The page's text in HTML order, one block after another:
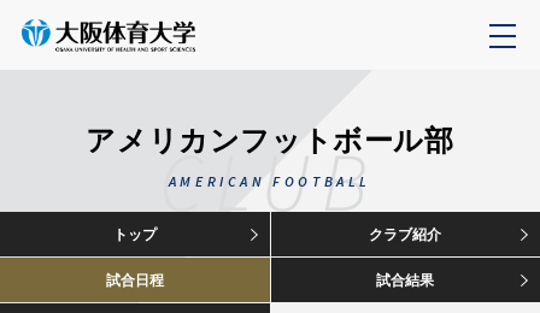
アメリカンフットボール部
AMERICAN FOOTBALL
CLUB
トップ クラブ紹介
試合日程 試合結果